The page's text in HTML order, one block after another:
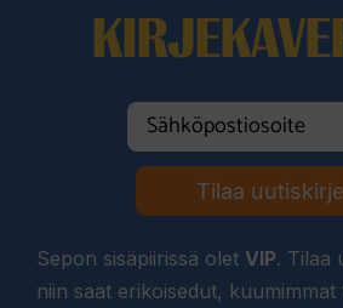
Tilaa uutiskirje
Sepon sisäpiirissä olet VIP. Tilaa
niin saat erikoisedut,